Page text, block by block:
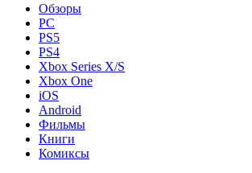
Обзоры
PC
PS5
PS4
Xbox Series X/S
Xbox One
iOS
Android
Фильмы
Книги
Комиксы